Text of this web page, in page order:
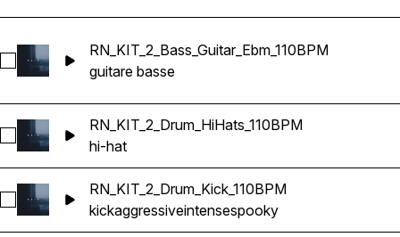
Sélectionnez RN_KIT_2_Bass_Guitar_Ebm_110BPM
RN_KIT_2_Bass_Guitar_Ebm_110BPM
guitare basse
Sélectionnez RN_KIT_2_Drum_HiHats_110BPM
RN_KIT_2_Drum_HiHats_110BPM
hi-hat
Sélectionnez RN_KIT_2_Drum_Kick_110BPM
RN_KIT_2_Drum_Kick_110BPM
kickaggressiveintensespooky